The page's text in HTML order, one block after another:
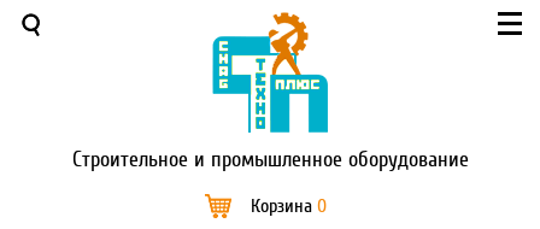
Строительное и промышленное оборудование
Корзина 0
Меню
Доставка и оплата